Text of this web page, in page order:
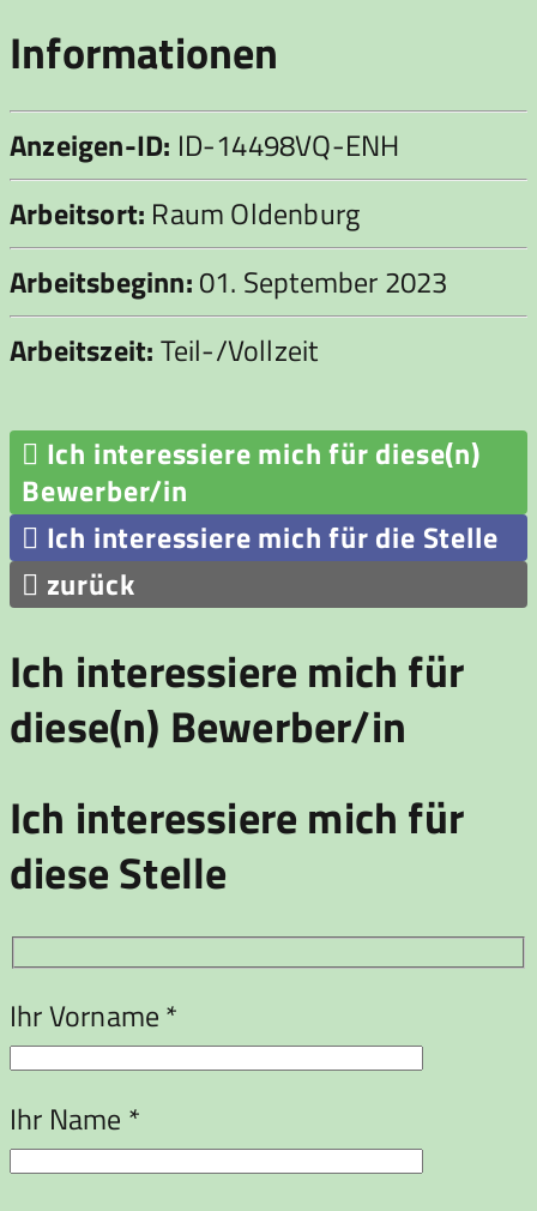
Informationen
Anzeigen-ID: ID-14498VQ-ENH
Arbeitsort: Raum Oldenburg
Arbeitsbeginn:01. September 2023
Arbeitszeit:Teil-/Vollzeit
 Ich interessiere mich für diese(n)
Bewerber/in
 Ich interessiere mich für die Stelle
 zurück
Ich interessiere mich für
diese(n) Bewerber/in
Ich interessiere mich für
diese Stelle
Ihr Vorname *
Ihr Name *